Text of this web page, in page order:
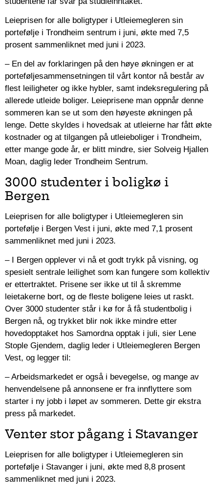
Leieprisen for alle boligtyper i Utleiemegleren sin
portefølje i Trondheim sentrum i juni, økte med 7,5
prosent sammenliknet med juni i 2023.
– En del av forklaringen på den høye økningen er at
porteføljesammensetningen til vårt kontor nå består av
flest leiligheter og ikke hybler, samt indeksregulering på
allerede utleide boliger. Leieprisene man oppnår denne
sommeren kan se ut som den høyeste økningen på
lenge. Dette skyldes i hovedsak at utleierne har fått økte
kostnader og at tilgangen på utleieboliger i Trondheim,
etter mange gode år, er blitt mindre, sier Solveig Hjallen
Moan, daglig leder Trondheim Sentrum.
3000 studenter i boligkø i
Bergen
Leieprisen for alle boligtyper i Utleiemegleren sin
portefølje i Bergen Vest i juni, økte med 7,1 prosent
sammenliknet med juni i 2023.
– I Bergen opplever vi nå et godt trykk på visning, og
spesielt sentrale leilighet som kan fungere som kollektiv
er ettertraktet. Prisene ser ikke ut til å skremme
leietakerne bort, og de fleste boligene leies ut raskt.
Over 3000 studenter står i kø for å få studentbolig i
Bergen nå, og trykket blir nok ikke mindre etter
hovedopptaket hos Samordna opptak i juli, sier Lene
Stople Gjendem, daglig leder i Utleiemegleren Bergen
Vest, og legger til:
– Arbeidsmarkedet er også i bevegelse, og mange av
henvendelsene på annonsene er fra innflyttere som
starter i ny jobb i løpet av sommeren. Dette gir ekstra
press på markedet.
Venter stor pågang i Stavanger
Leieprisen for alle boligtyper i Utleiemegleren sin
portefølje i Stavanger i juni, økte med 8,8 prosent
sammenliknet med juni i 2023.